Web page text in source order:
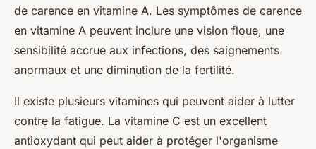
de carence en vitamine A. Les symptômes de carence
en vitamine A peuvent inclure une vision floue, une
sensibilité accrue aux infections, des saignements
anormaux et une diminution de la fertilité.
Il existe plusieurs vitamines qui peuvent aider à lutter
contre la fatigue. La vitamine C est un excellent
antioxydant qui peut aider à protéger l'organisme